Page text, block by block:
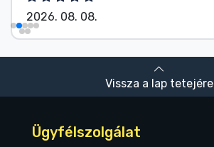
2026. 08. 08.
Vissza a lap tetejére
Ügyfélszolgálat